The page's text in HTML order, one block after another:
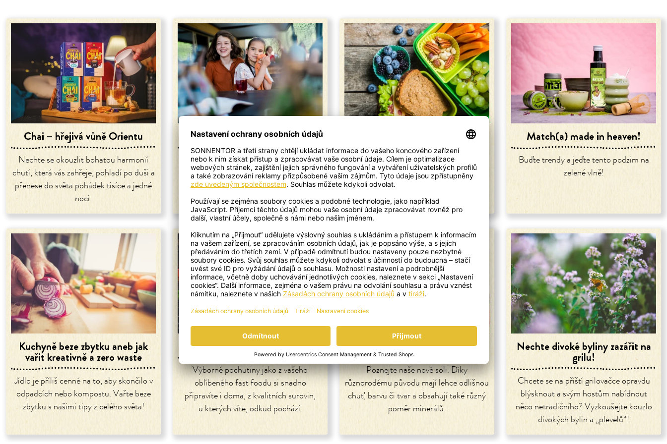
Chai – hřejivá vůně Orientu
Nechte se okouzlit bohatou harmonií
chutí, která vás zahřeje, pohladí po duši a
přenese do světa pohádek tisíce a jedné
noci.
Škola volá
Čas pádí jako splašený kůň a začátek
školního roku klepe na dveře. Konec léta
je důležitým obdobím, kdy se dospělí i
děti mohou připravit na nový režim.
Jak na vyváženou svačinu?
Prvňáček nebo dospělák, všichni
potřebujeme během dne dobít baterky!
Match(a) made in heaven!
Buďte trendy a jeďte tento podzim na
zelené vlně!
Kuchyně beze zbytku aneb jak
vařit kreativně a zero waste
Jídlo je příliš cenné na to, aby skončilo v
odpadcích nebo kompostu. Vařte beze
zbytku s našimi tipy z celého světa!
Slow food ve vaší kuchyni
Výborné pochutiny jako z vašeho
oblíbeného fast foodu si snadno
připravíte i doma, z kvalitních surovin,
u kterých víte, odkud pochází.
Každá špetka skrývá poklad
Poznejte naše nové soli. Díky
různorodému původu mají lehce odlišnou
chuť, barvu či tvar a obsahují také různý
poměr minerálů.
Nechte divoké byliny zazářit na
grilu!
Chcete se na příští grilovačce opravdu
blýsknout a svým hostům nabídnout
něco netradičního? Vyzkoušejte kouzlo
divokých bylin a „plevelů“!